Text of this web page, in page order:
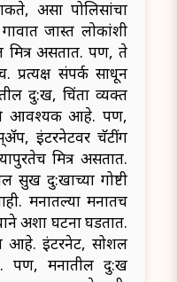
असा पोलिसांचा
जास्त लोकांशी
मित्र असतात. पण, ते
प्रत्यक्ष संपर्क साधून
दु:ख, चिंता व्यक्त
आवश्यक आहे. पण,
इंटरनेटवर चॅटींग
मित्र असतात.
सुख दु:खाच्या गोष्टी
मनातल्या मनातच
अशा घटना घडतात.
इंटरनेट, सोशल
पण, मनातील दु:ख